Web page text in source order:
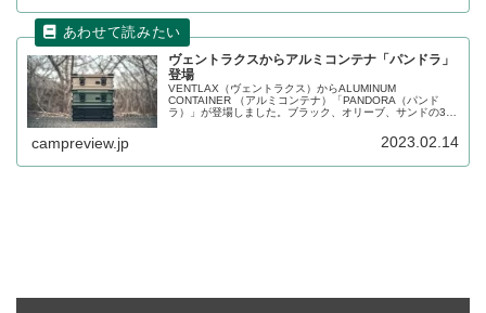
ヴェントラクスからアルミコンテナ「パンドラ」
登場
VENTLAX（ヴェントラクス）からALUMINUM
CONTAINER （アルミコンテナ）「PANDORA（パンド
ラ）」が登場しました。ブラック、オリーブ、サンドの3色
campreview.jp 2023.02.14